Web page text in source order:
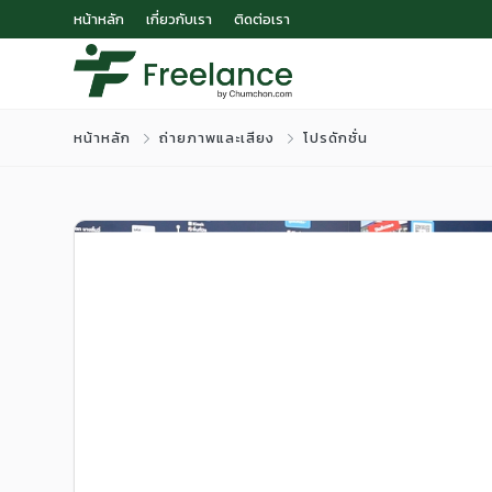
หน้าหลัก เกี่ยวกับเรา ติดต่อเรา
หน้าหลัก ถ่ายภาพและเสียง โปรดักชั่น